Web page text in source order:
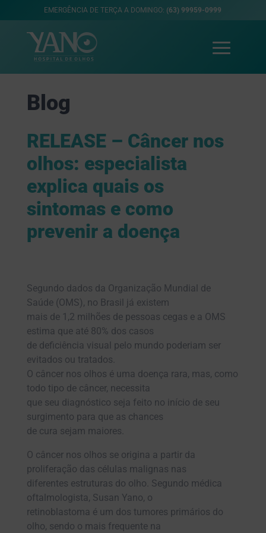
EMERGÊNCIA DE TERÇA A DOMINGO: (63) 99959-0999
Blog
RELEASE – Câncer nos
olhos: especialista
explica quais os
sintomas e como
prevenir a doença
Segundo dados da Organização Mundial de
Saúde (OMS), no Brasil já existem
mais de 1,2 milhões de pessoas cegas e a OMS
estima que até 80% dos casos
de deficiência visual pelo mundo poderiam ser
evitados ou tratados.
O câncer nos olhos é uma doença rara, mas, como
todo tipo de câncer, necessita
que seu diagnóstico seja feito no início de seu
surgimento para que as chances
de cura sejam maiores.
O câncer nos olhos se origina a partir da
proliferação das células malignas nas
diferentes estruturas do olho. Segundo médica
oftalmologista, Susan Yano, o
retinoblastoma é um dos tumores primários do
olho, sendo o mais frequente na